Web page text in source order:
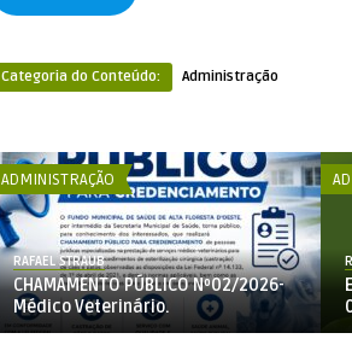
Categoria do Conteúdo: Administração
ADMINISTRAÇÃO
RAFAEL STRAUB
CHAMAMENTO PÚBLICO Nº02/2026-
Médico Veterinário.